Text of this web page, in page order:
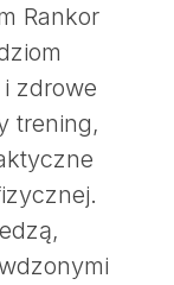
Rankor
zdrowe
trening,